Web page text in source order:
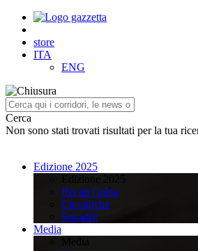
store
ITA
ENG
Cerca
Non sono stati trovati risultati per la tua
Edizione 2025
Recap Corsa
Classifiche
Squadre
Media